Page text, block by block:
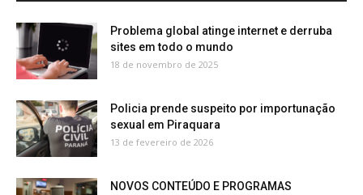
Problema global atinge internet e derruba
sites em todo o mundo
18 de novembro de 2025
Policia prende suspeito por importunação
sexual em Piraquara
13 de fevereiro de 2026
NOVOS CONTEÚDO E PROGRAMAS